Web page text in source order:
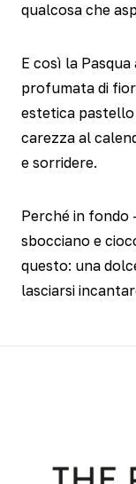
qualcosa che
E così la
profumata di
estetica pastello
carezza al
e sorridere.
Perché in fondo
sbocciano e
questo: una
lasciarsi